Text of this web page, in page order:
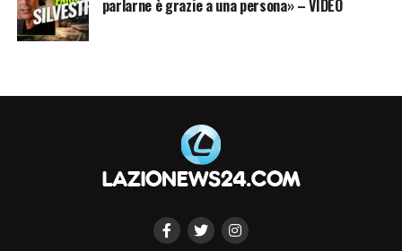
parlarne è grazie a una persona» – VIDEO